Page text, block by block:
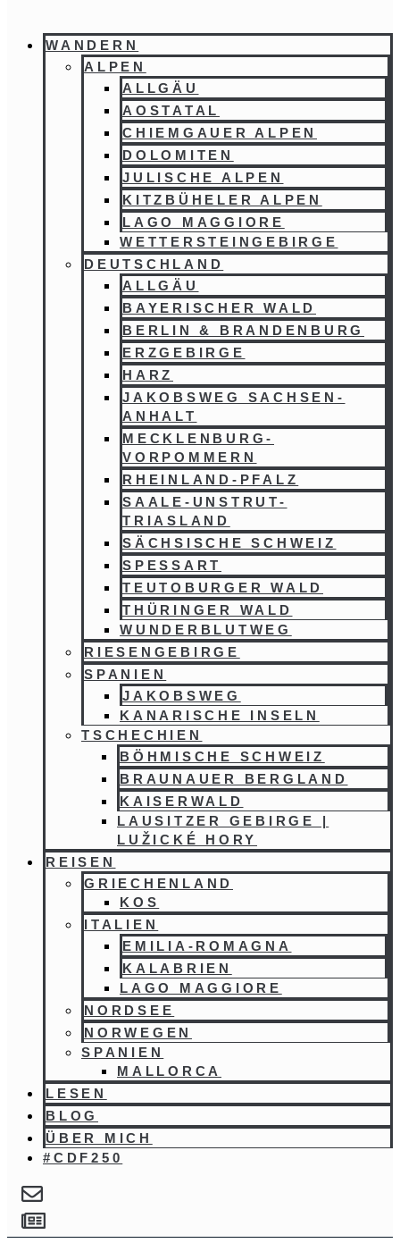
WANDERN
ALPEN
ALLGÄU
AOSTATAL
CHIEMGAUER ALPEN
DOLOMITEN
JULISCHE ALPEN
KITZBÜHELER ALPEN
LAGO MAGGIORE
WETTERSTEINGEBIRGE
DEUTSCHLAND
ALLGÄU
BAYERISCHER WALD
BERLIN & BRANDENBURG
ERZGEBIRGE
HARZ
JAKOBSWEG SACHSEN-
ANHALT
MECKLENBURG-
VORPOMMERN
RHEINLAND-PFALZ
SAALE-UNSTRUT-
TRIASLAND
SÄCHSISCHE SCHWEIZ
SPESSART
TEUTOBURGER WALD
THÜRINGER WALD
WUNDERBLUTWEG
RIESENGEBIRGE
SPANIEN
JAKOBSWEG
KANARISCHE INSELN
TSCHECHIEN
BÖHMISCHE SCHWEIZ
BRAUNAUER BERGLAND
KAISERWALD
LAUSITZER GEBIRGE |
LUŽICKÉ HORY
REISEN
GRIECHENLAND
KOS
ITALIEN
EMILIA-ROMAGNA
KALABRIEN
LAGO MAGGIORE
NORDSEE
NORWEGEN
SPANIEN
MALLORCA
LESEN
BLOG
ÜBER MICH
#CDF250